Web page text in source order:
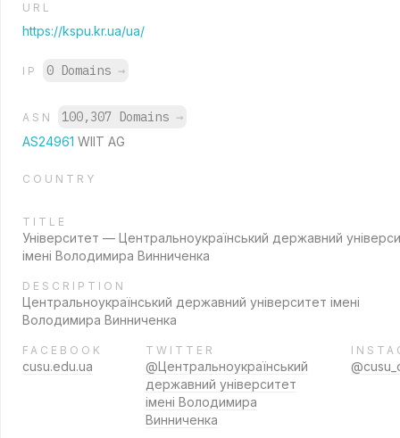
URL
https://kspu.kr.ua/ua/
IP 0 Domains →
ASN 100,307 Domains →
AS24961 WIIT AG
COUNTRY
TITLE
Університет — Центральноукраїнський державний
імені Володимира Винниченка
DESCRIPTION
Центральноукраїнський державний університет імені
Володимира Винниченка
FACEBOOK
cusu.edu.ua
TWITTER
@Центральноукраїнський
державний університет
імені Володимира
Винниченка